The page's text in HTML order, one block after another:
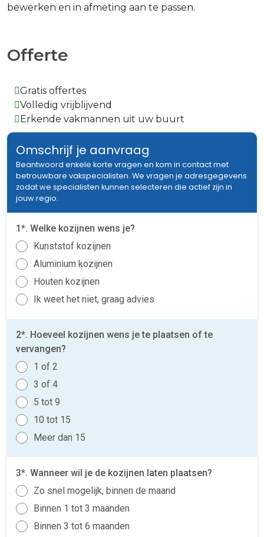
bewerken en in afmeting aan te passen.
Offerte
Gratis offertes
Volledig vrijblijvend
Erkende vakmannen uit uw buurt
Omschrijf je aanvraag
Beantwoord enkele korte vragen en kom in contact met
betrouwbare vakspecialisten. We vragen je adresgegevens
zodat we specialisten kunnen selecteren die actief zijn in
jouw regio.
1*. Welke kozijnen wens je?
Kunststof kozijnen
Aluminium kozijnen
Houten kozijnen
Ik weet het niet, graag advies
2*. Hoeveel kozijnen wens je te plaatsen of te
vervangen?
1 of 2
3 of 4
5 tot 9
10 tot 15
Meer dan 15
3*. Wanneer wil je de kozijnen laten plaatsen?
Zo snel mogelijk, binnen de maand
Binnen 1 tot 3 maanden
Binnen 3 tot 6 maanden